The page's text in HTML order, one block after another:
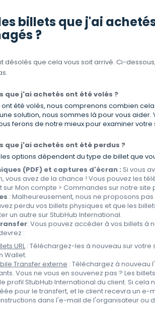
billets que j'ai
?
désolés que cela vous soit arrivé. Ci-
que j'ai achetés ont été volés ?
ont été volés, nous comprenons combien
solution, nous sommes là pour vous aider.
ferons de notre mieux pour examiner
que j'ai achetés ont été perdus ?
options dépendent du type de billet que
(PDF) et captures d'écran : Si vous
vous avez de la chance ! Vous pouvez les
sur Mon compte > Commandes sur notre site
: Malheureusement, nous ne proposons
perdu vos billets physiques et que les
un autre sur StubHub International.
: Vous pouvez accéder à vos billets à
:
URL: Téléchargez-les à nouveau sur
Wallet.
Transfer externe : Téléchargez à
Vous ne vous en souvenez pas ? Les
profil StubHub International du client. Si
pour le transfert, et le client recevra un e-
dans l'e-mail de l'organisateur